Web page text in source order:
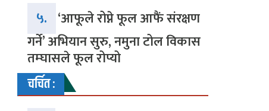
५. ‘आफूले रोप्ने फूल आफैं संरक्षण
गर्ने’ अभियान सुरु, नमुना टोल विकास
तम्घासले फूल रोप्यो
चर्चित :